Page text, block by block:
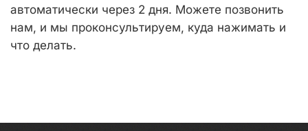
автоматически через 2 дня. Можете позвонить
нам, и мы проконсультируем, куда нажимать и
что делать.